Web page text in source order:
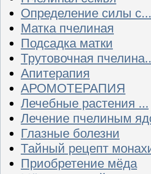
Определение силы с...
Матка пчелиная
Подсадка матки
Трутовочная
Апитерапия
АРОМОТЕРАПИЯ
Лечебные растения ...
Лечение пчелиным
Глазные болезни
Тайный рецепт
Приобретение мёда